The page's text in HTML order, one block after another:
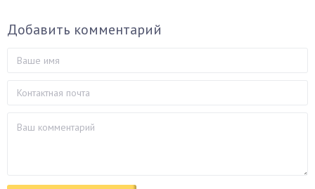
Добавить комментарий